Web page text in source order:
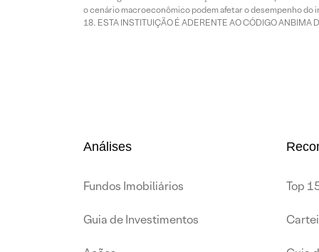
o cenário macroeconômico podem afetar o desempenho do
ESTA INSTITUIÇÃO É ADERENTE AO CÓDIGO ANBIMA
Análises
Fundos Imobiliários
Guia de Investimentos
Top